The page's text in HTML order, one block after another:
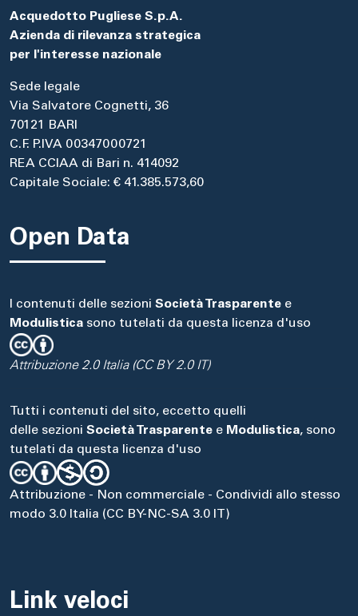
Acquedotto Pugliese S.p.A.
Azienda di rilevanza strategica
per l'interesse nazionale
Sede legale
Via Salvatore Cognetti, 36
70121 BARI
C.F. P.IVA 00347000721
REA CCIAA di Bari n. 414092
Capitale Sociale: € 41.385.573,60
Open Data
I contenuti delle sezioni Società Trasparente e
Modulistica sono tutelati da questa licenza d'uso
Attribuzione 2.0 Italia (CC BY 2.0 IT)
Tutti i contenuti del sito, eccetto quelli
delle sezioni Società Trasparente e Modulistica, sono
tutelati da questa licenza d'uso
Attribuzione - Non commerciale - Condividi allo stesso
modo 3.0 Italia (CC BY-NC-SA 3.0 IT)
Link veloci